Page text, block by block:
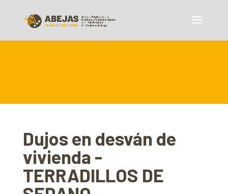
Dujos en desván de
vivienda -
TERRADILLOS DE